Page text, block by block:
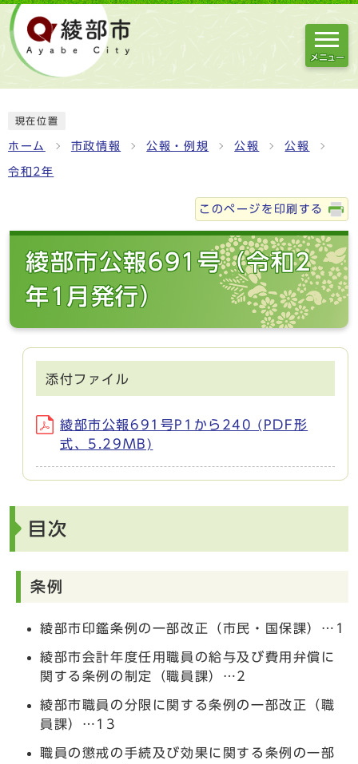
メニュー
現在位置
ホーム 市政情報 公報・例規 公報 公報
令和2年
このページを印刷する
綾部市公報691号（令和2
年1月発行）
添付ファイル
綾部市公報691号P1から240 (PDF形
式、5.29MB)
目次
条例
綾部市印鑑条例の一部改正（市民・国保課）…1
綾部市会計年度任用職員の給与及び費用弁償に
関する条例の制定（職員課）…2
綾部市職員の分限に関する条例の一部改正（職
員課）…13
職員の懲戒の手続及び効果に関する条例の一部